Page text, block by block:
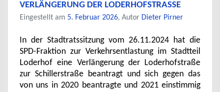
VERLÄNGERUNG DER LODERHOFSTRASSE
Eingestellt am 5. Februar 2026, Autor Dieter Pirner
In der Stadtratssitzung vom 26.11.2024 hat die
SPD-Fraktion zur Verkehrsentlastung im Stadtteil
Loderhof eine Verlängerung der Loderhofstraße
zur Schillerstraße beantragt und sich gegen das
von uns in 2020 beantragte und 2021 einstimmig